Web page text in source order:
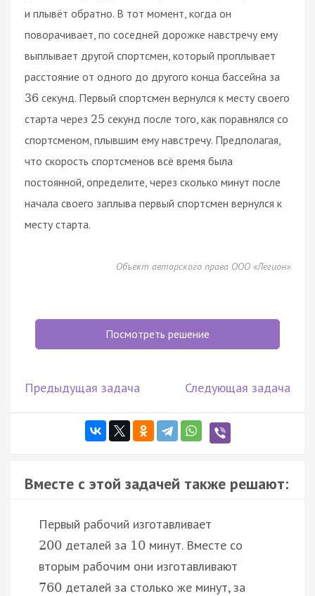
и плывёт обратно. В тот момент, когда он
поворачивает, по соседней дорожке навстречу ему
выплывает другой спортсмен, который проплывает
расстояние от одного до другого конца бассейна за
36 секунд. Первый спортсмен вернулся к месту своего
старта через 25 секунд после того, как поравнялся со
спортсменом, плывшим ему навстречу. Предполагая,
что скорость спортсменов всё время была
постоянной, определите, через сколько минут после
начала своего заплыва первый спортсмен вернулся к
месту старта.
Объект авторского права ООО «Легион»
Посмотреть решение
Предыдущая задача Следующая задача
Вместе с этой задачей также решают:
Первый рабочий изготавливает
200 деталей за 10 минут. Вместе со
вторым рабочим они изготавливают
760 деталей за столько же минут, за